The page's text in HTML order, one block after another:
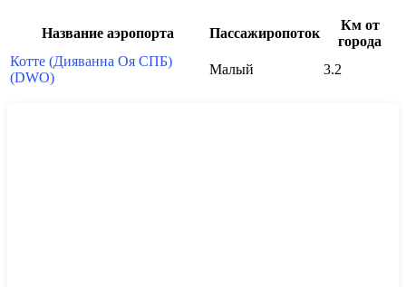
Название аэропорта Пассажиропоток
Км от
города
Котте (Дияванна Оя СПБ)
(DWO)
Малый 3.2